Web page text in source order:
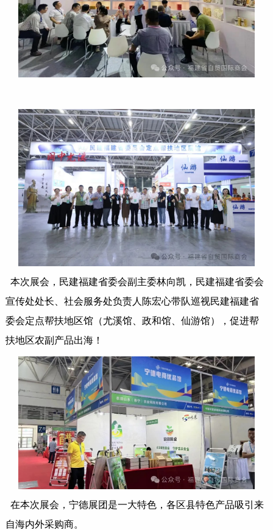
本次展会，民建福建省委会副主委林向凯，民建福建省委会
宣传处处长、社会服务处负责人陈宏心带队巡视民建福建省
委会定点帮扶地区馆（尤溪馆、政和馆、仙游馆），促进帮
扶地区农副产品出海！
在本次展会，宁德展团是一大特色，各区县特色产品吸引来
自海内外采购商。